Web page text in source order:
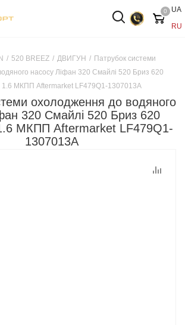
UA
RU
0
/ 520 BREEZ / ДВИГУН / Патрубок системи
насосу Ліфан 320 Смайлі 520 Бриз 620
МКПП Aftermarket LF479Q1-1307013A
охолодження до водяного
320 Смайлі 520 Бриз 620
МКПП Aftermarket LF479Q1-
1307013A